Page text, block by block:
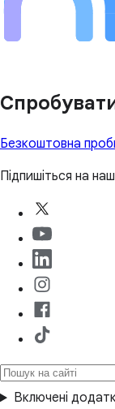
Безкоштовна
Підпишіться на наш
Включені